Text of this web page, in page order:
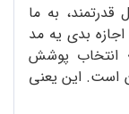
به ما
بدی یه مد
انتخاب پوشش
است. این یعنی